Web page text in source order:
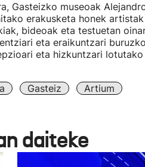
Gasteizko museoak
erakusketa honek
bideoak eta testuetan
eta eraikuntzari
eta hizkuntzari
Gasteiz Artium
daiteke